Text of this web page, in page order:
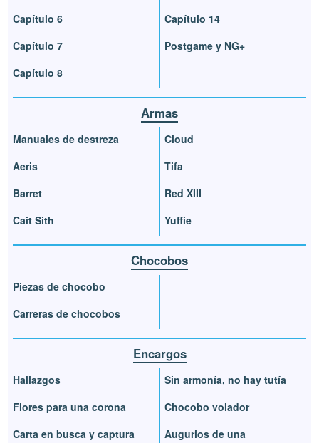
Capítulo 6
Capítulo 7
Capítulo 8
Capítulo 14
Postgame y NG+
Armas
Manuales de destreza
Aeris
Barret
Cait Sith
Cloud
Tifa
Red XIII
Yuffie
Chocobos
Piezas de chocobo
Carreras de chocobos
Encargos
Hallazgos
Flores para una corona
Carta en busca y captura
Sin armonía, no hay tutía
Chocobo volador
Augurios de una